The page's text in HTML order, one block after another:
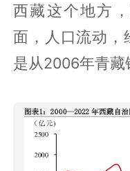
西藏这个地方
面，人口流动，
是从2006年青藏